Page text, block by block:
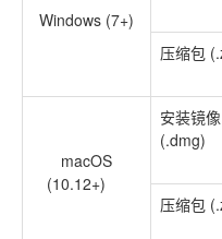
Windows (7+)
压缩包
macOS
(10.12+)
安装镜像
(.dmg)
压缩包